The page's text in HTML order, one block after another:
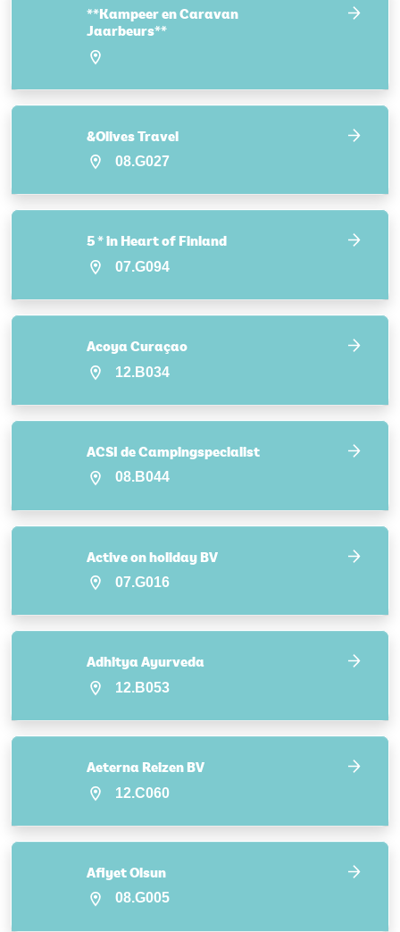
**Kampeer en Caravan
Jaarbeurs**
&Olives Travel
08.G027
5 * in Heart of Finland
07.G094
Acoya Curaçao
12.B034
ACSI de Campingspecialist
08.B044
Active on holiday BV
07.G016
Adhitya Ayurveda
12.B053
Aeterna Reizen BV
12.C060
Afiyet Olsun
08.G005